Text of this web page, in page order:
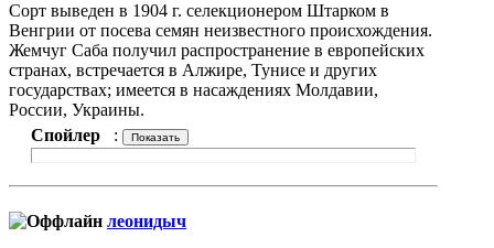
Сорт выведен в 1904 г. селекционером Штарком в
Венгрии от посева семян неизвестного происхождения.
Жемчуг Саба получил распространение в европейских
странах, встречается в Алжире, Тунисе и других
государствах; имеется в насаждениях Молдавии,
России, Украины.
Спойлер
:
леонидыч